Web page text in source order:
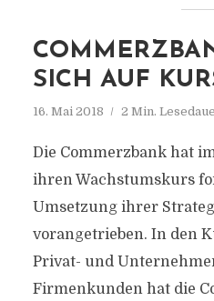
SICH AUF
16. Mai 2018 2 Min.
Die Commerzbank hat
ihren Wachstumskurs
Umsetzung ihrer
vorangetrieben. In den
Privat- und
Firmenkunden hat die